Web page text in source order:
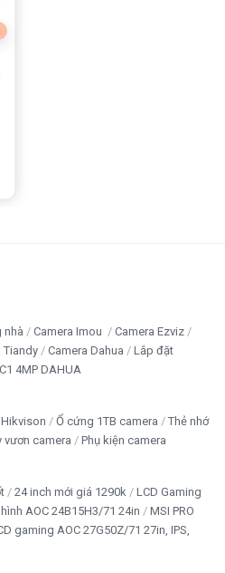
nhà Camera Imou
Camera Ezviz
Tiandy Camera Dahua
Lắp đặt
4MP DAHUA
Ổ cứng 1TB camera
Thẻ nhớ
vươn camera Phụ kiện camera
24 inch mới giá 1290k
LCD Gaming
AOC 24B15H3/71 24in
MSI PRO
gaming AOC 27G50Z/71 27in, IPS,